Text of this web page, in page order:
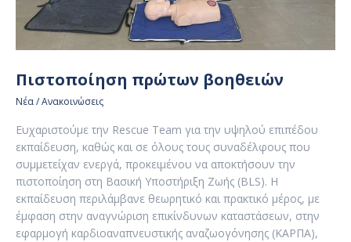
Πιστοποίηση πρώτων βοηθειών
Νέα / Ανακοινώσεις
Ευχαριστούμε την Rescue Team για την υψηλού επιπέδου
εκπαίδευση, καθώς και σε όλους τους συναδέλφους που
συμμετείχαν ενεργά, προκειμένου να αποκτήσουν την
πιστοποίηση στη Βασική Υποστήριξη Ζωής (BLS). Η
εκπαίδευση περιλάμβανε θεωρητικό και πρακτικό μέρος, με
έμφαση στην αναγνώριση επικίνδυνων καταστάσεων, στην
εφαρμογή καρδιοαναπνευστικής αναζωογόνησης (ΚΑΡΠΑ),